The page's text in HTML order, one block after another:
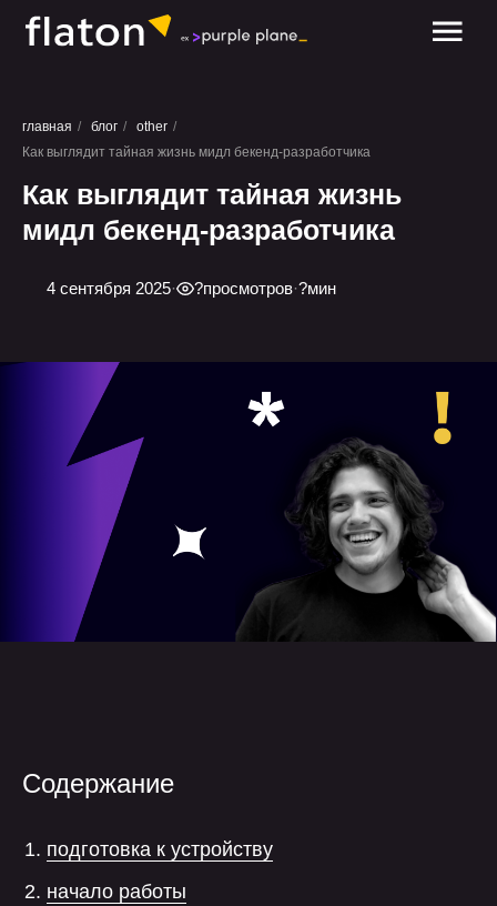
обсудить проект
главная / блог / other /
Как выглядит тайная жизнь мидл бекенд-разработчика
Как выглядит тайная жизнь
мидл бекенд-разработчика
4 сентября 2025· ?просмотров·?мин
Содержание
подготовка к устройству
начало работы